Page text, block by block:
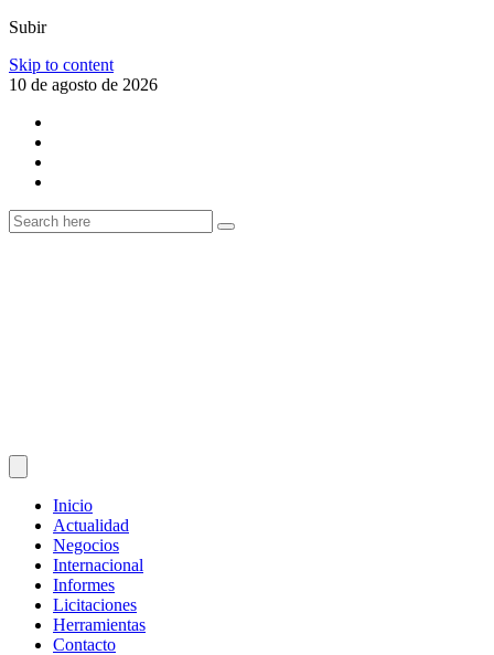
Subir
Skip to content
10 de agosto de 2026
Inicio
Actualidad
Negocios
Internacional
Informes
Licitaciones
Herramientas
Contacto